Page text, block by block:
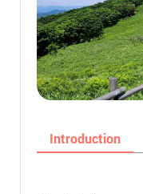
Introduction